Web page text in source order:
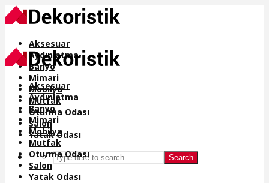
Aksesuar
Aydınlatma
Banyo
Mimari
Mobilya
Mutfak
Oturma Odası
Salon
Yatak Odası
Search
Aksesuar
Aydınlatma
Banyo
Mimari
Mobilya
Mutfak
Oturma Odası
Salon
Yatak Odası